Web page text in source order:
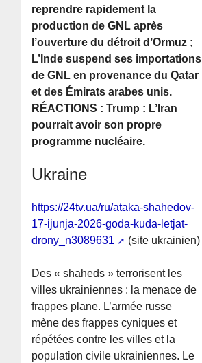
reprendre rapidement la
production de GNL après
l’ouverture du détroit d’Ormuz ;
L’Inde suspend ses importations
de GNL en provenance du Qatar
et des Émirats arabes unis.
RÉACTIONS : Trump : L’Iran
pourrait avoir son propre
programme nucléaire.
Ukraine
https://24tv.ua/ru/ataka-shahedov-
17-ijunja-2026-goda-kuda-letjat-
drony_n3089631
(site ukrainien)
Des « shaheds » terrorisent les
villes ukrainiennes : la menace de
frappes plane. L’armée russe
mène des frappes cyniques et
répétées contre les villes et la
population civile ukrainiennes. Le